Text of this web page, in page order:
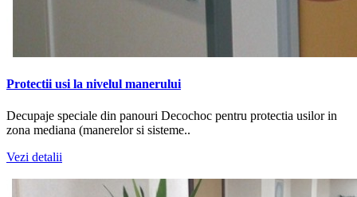
Protectii usi la nivelul manerului
Decupaje speciale din panouri Decochoc pentru protectia usilor in
zona mediana (manerelor si sisteme..
Vezi detalii